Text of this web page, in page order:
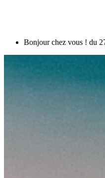
Bonjour chez vous ! du